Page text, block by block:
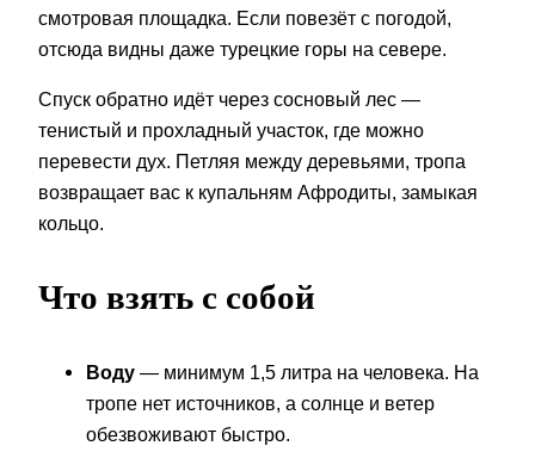
смотровая площадка. Если повезёт с погодой,
отсюда видны даже турецкие горы на севере.
Спуск обратно идёт через сосновый лес —
тенистый и прохладный участок, где можно
перевести дух. Петляя между деревьями, тропа
возвращает вас к купальням Афродиты, замыкая
кольцо.
Что взять с собой
Воду — минимум 1,5 литра на человека. На
тропе нет источников, а солнце и ветер
обезвоживают быстро.